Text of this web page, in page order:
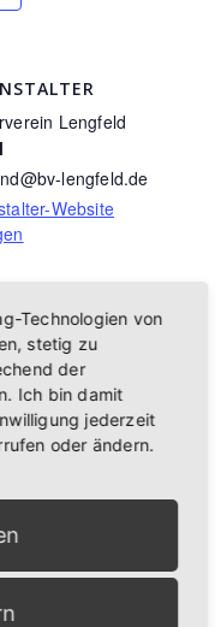
Lengfeld
lengfeld.de
Website
Technologien von
stetig zu
der
Ich bin damit
jederzeit
oder ändern.